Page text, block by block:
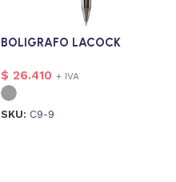
BOLIGRAFO LACOCK
$ 26.410 + IVA
SKU: C9-9